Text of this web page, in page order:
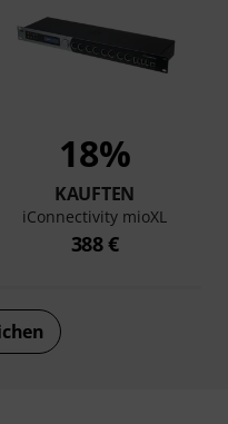
18%
KAUFTEN
iConnectivity mioXL
388 €